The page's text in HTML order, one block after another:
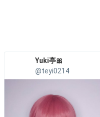
Yuki亭🎀
@teyi0214